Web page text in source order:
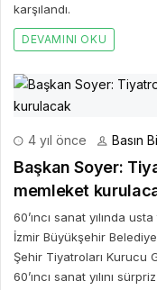
karşılandı.
DEVAMINI OKU
4 yıl önce Basın
Başkan Soyer:
memleket
60’ıncı sanat yılında
İzmir Büyükşehir
Şehir Tiyatroları Kurucu
60’ıncı sanat yılını